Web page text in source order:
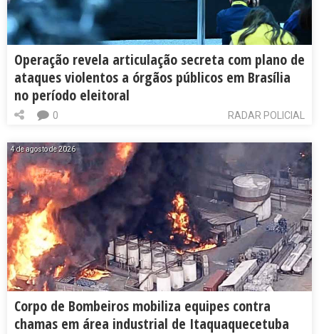
Operação revela articulação secreta com plano de
ataques violentos a órgãos públicos em Brasília
no período eleitoral
RADAR POLICIAL
0
4 de agosto de 2026
Corpo de Bombeiros mobiliza equipes contra
chamas em área industrial de Itaquaquecetuba